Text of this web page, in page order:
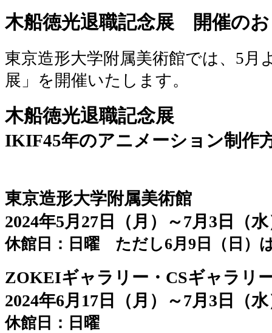
木船徳光退職記念展 開催の
東京造形大学附属美術館では、5月
展」を開催いたします。
木船徳光退職記念展
IKIF45年のアニメーション制作
東京造形大学附属美術館
2024年5月27日（月）～7月3日（
休館日：日曜 ただし6月9日（日）
ZOKEIギャラリー・CSギャラリ
2024年6月17日（月）～7月3日（
休館日：日曜